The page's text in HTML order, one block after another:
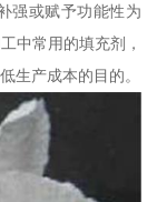
强或赋予功能性为
中常用的填充剂，
生产成本的目的。